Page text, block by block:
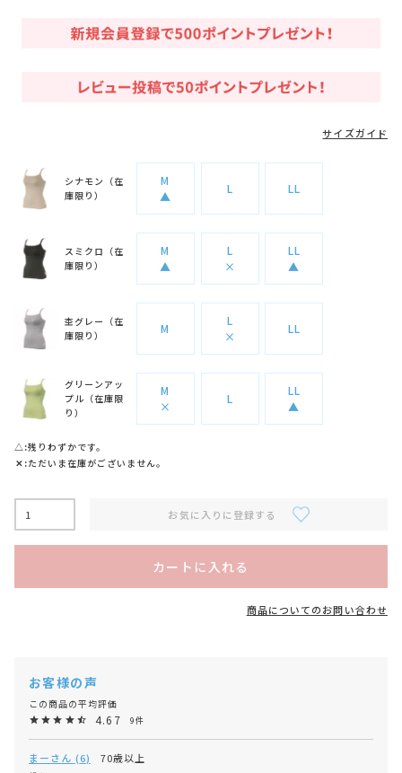
サイズガイド
シナモン（在
庫限り）
M
▲
L LL
スミクロ（在
庫限り）
M
▲
L
×
LL
▲
杢グレー（在
庫限り）
M
L
×
LL
グリーンアッ
プル（在庫限
り）
M
×
L
LL
▲
△ 残りわずかです。
✕ ただいま在庫がございません。
お気に入りに登録する
カートに入れる
商品についてのお問い合わせ
4.67 9
まー 6 70歳以上